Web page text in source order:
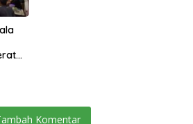
Komentar